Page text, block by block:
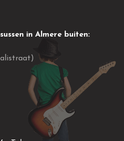
in Almere buiten: